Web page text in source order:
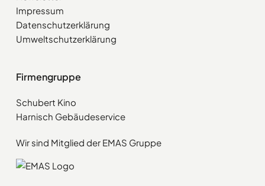
Impressum
Datenschutzerklärung
Umweltschutzerklärung
Firmengruppe
Schubert Kino
Harnisch Gebäudeservice
Wir sind Mitglied der EMAS Gruppe